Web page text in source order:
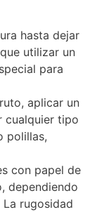
hasta dejar
utilizar un
para
aplicar un
cualquier tipo
polillas,
con papel de
dependiendo
rugosidad